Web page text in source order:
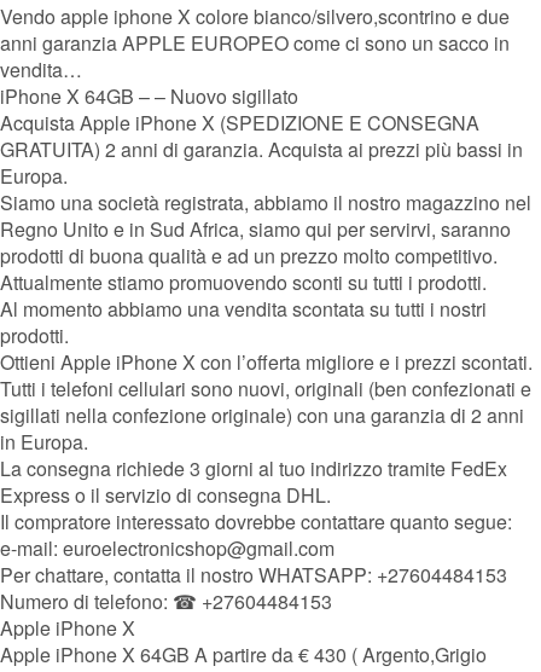
Vendo apple iphone X colore bianco/silvero,scontrino e due
anni garanzia APPLE EUROPEO come ci sono un sacco in
vendita…
iPhone X 64GB – – Nuovo sigillato
Acquista Apple iPhone X (SPEDIZIONE E CONSEGNA
GRATUITA) 2 anni di garanzia. Acquista ai prezzi più bassi in
Europa.
Siamo una società registrata, abbiamo il nostro magazzino nel
Regno Unito e in Sud Africa, siamo qui per servirvi, saranno
prodotti di buona qualità e ad un prezzo molto competitivo.
Attualmente stiamo promuovendo sconti su tutti i prodotti.
Al momento abbiamo una vendita scontata su tutti i nostri
prodotti.
Ottieni Apple iPhone X con l’offerta migliore e i prezzi scontati.
Tutti i telefoni cellulari sono nuovi, originali (ben confezionati e
sigillati nella confezione originale) con una garanzia di 2 anni
in Europa.
La consegna richiede 3 giorni al tuo indirizzo tramite FedEx
Express o il servizio di consegna DHL.
Il compratore interessato dovrebbe contattare quanto segue:
e-mail: euroelectronicshop@gmail.com
Per chattare, contatta il nostro WHATSAPP: +27604484153
Numero di telefono: ☎ +27604484153
Apple iPhone X
Apple iPhone X 64GB A partire da € 430 ( Argento,Grigio